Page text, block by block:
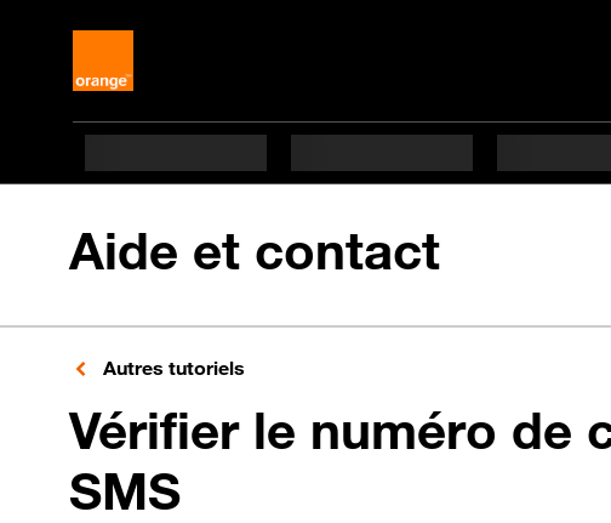
Aide et contact
Autres tutoriels
Vérifier le numéro de
SMSen 7 étapes